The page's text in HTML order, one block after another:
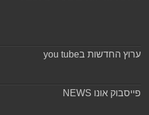
ערוץ החדשות בyou tube
פייסבוק אונו NEWS